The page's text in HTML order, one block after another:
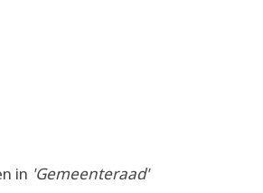
in 'Gemeenteraad'